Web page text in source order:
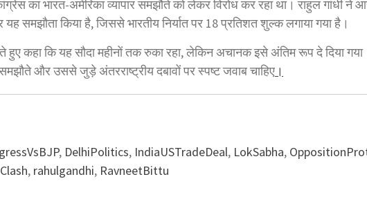
का भारत-अमेरिका व्यापार समझौते को लेकर विरोध कर रहा था। राहुल गांधी ने
समझौता किया है, जिससे भारतीय निर्यात पर 18 प्रतिशत शुल्क लगाया गया है।
हुए कहा कि यह सौदा महीनों तक रुका रहा, लेकिन अचानक इसे अंतिम रूप दे दिया
और उससे जुड़े अंतरराष्ट्रीय दबावों पर स्पष्ट जवाब चाहिए ।
, DelhiPolitics, IndiaUSTradeDeal, LokSabha,
, rahulgandhi, RavneetBittu